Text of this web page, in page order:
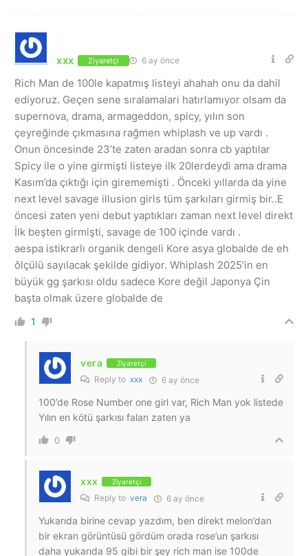
xxx Ziyaretçi 6 ay önce
Rich Man de 100le kapatmış listeyi ahahah onu da dahil
ediyoruz. Geçen sene sıralamalari hatırlamıyor olsam da
supernova, drama, armageddon, spicy, yılın son
çeyreğinde çıkmasına rağmen whiplash ve up vardı .
Onun öncesinde 23’te zaten aradan sonra cb yaptılar
Spicy ile o yine girmişti listeye ilk 20lerdeydi ama drama
Kasım’da çıktığı için girememişti . Önceki yıllarda da yine
next level savage illusion girls tüm şarkıları girmiş bir..E
öncesi zaten yeni debut yaptıkları zaman next level direkt
İlk beşten girmişti, savage de 100 içinde vardı .
aespa istikrarlı organik dengeli Kore asya globalde de eh
ôlçülü sayılacak şekilde gidiyor. Whiplash 2025’in en
büyük gg şarkısı oldu sadece Kore değil Japonya Çin
başta olmak üzere globalde de
1
vera Ziyaretçi
Reply to xxx 6 ay önce
100’de Rose Number one girl var, Rich Man yok listede
Yılın en kötü şarkısı falan zaten ya
0
xxx Ziyaretçi
Reply to vera 6 ay önce
Yukarıda birine cevap yazdım, ben direkt melon’dan
bir ekran görüntüsü gördüm orada rose’un şarkısı
daha yukarıda 95 gibi bir şey rich man ise 100de